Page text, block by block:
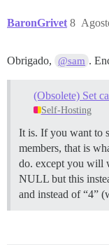
BaronGrivet 8
Obrigado, @sam .
(Obsolete) Set
Self-Hosting
It is. If you want to
members, that is
do. except you will
NULL but this
and instead of “4”